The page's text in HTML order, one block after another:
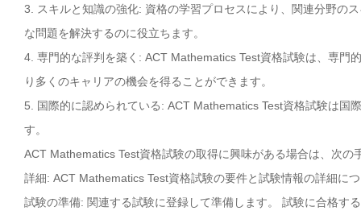
3. スキルと知識の強化: 資格の学習プロセスにより、関連分野の
な問題を解決するのに役立ちます。
4. 専門的な評判を築く: ACT Mathematics Test資格試験は、専門
り多くのキャリアの機会を得ることができます。
5. 国際的に認められている: ACT Mathematics Test資格試験は国
す。
ACT Mathematics Test資格試験の取得に興味がある場合は、次の
詳細: ACT Mathematics Test資格試験の要件と試験情報の詳細に
試験の準備: 関連する試験に登録して準備します。 試験に合格す